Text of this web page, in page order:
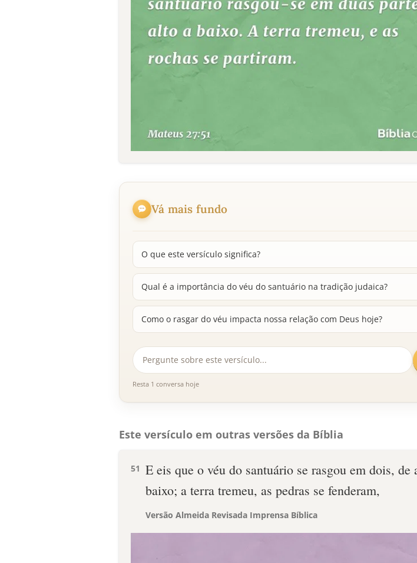
Vá mais fundo
O que este versículo significa?
Qual é a importância do véu do santuário na tradição judaica?
Como o rasgar do véu impacta nossa relação com Deus hoje?
Resta 1 conversa hoje
Este versículo em outras versões da Bíblia
51 E eis que o véu do santuário se rasgou em dois, de
baixo; a terra tremeu, as pedras se fenderam,
Versão Almeida Revisada Imprensa Bíblica